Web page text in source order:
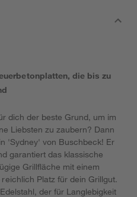
die bis zu
dich der beste Grund, um im
Liebsten zu zaubern? Dann
'Sydney' von Buschbeck! Er
garantiert das klassische
Grillfläche mit einem
Platz für dein Grillgut.
der für Langlebigkeit